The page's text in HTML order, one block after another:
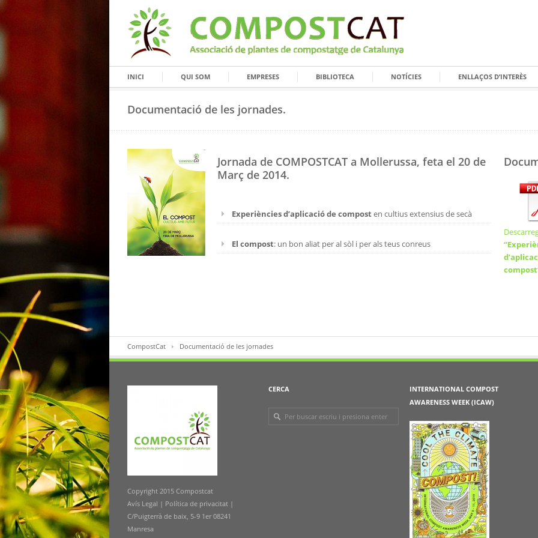
INICI QUI SOM EMPRESES BIBLIOTECA NOTÍCIES ENLLAÇOS D’INTERÈS
Documentació de les jornades.
Jornada de COMPOSTCAT a Mollerussa, feta el 20 de
Març de 2014.
Experiències d’aplicació de composten cultius extensius de secà
El compost: un bon aliat per al sòl i per als teus conreus
compost
CompostCat Documentació de les jornades
Copyright 2015 Compostcat
Avís Legal | Política de privacitat |
C/Puigterrà de baix, 5-9 1er 08241
Manresa
CERCA
INTERNATIONAL COMPOST
AWARENESS WEEK (ICAW)